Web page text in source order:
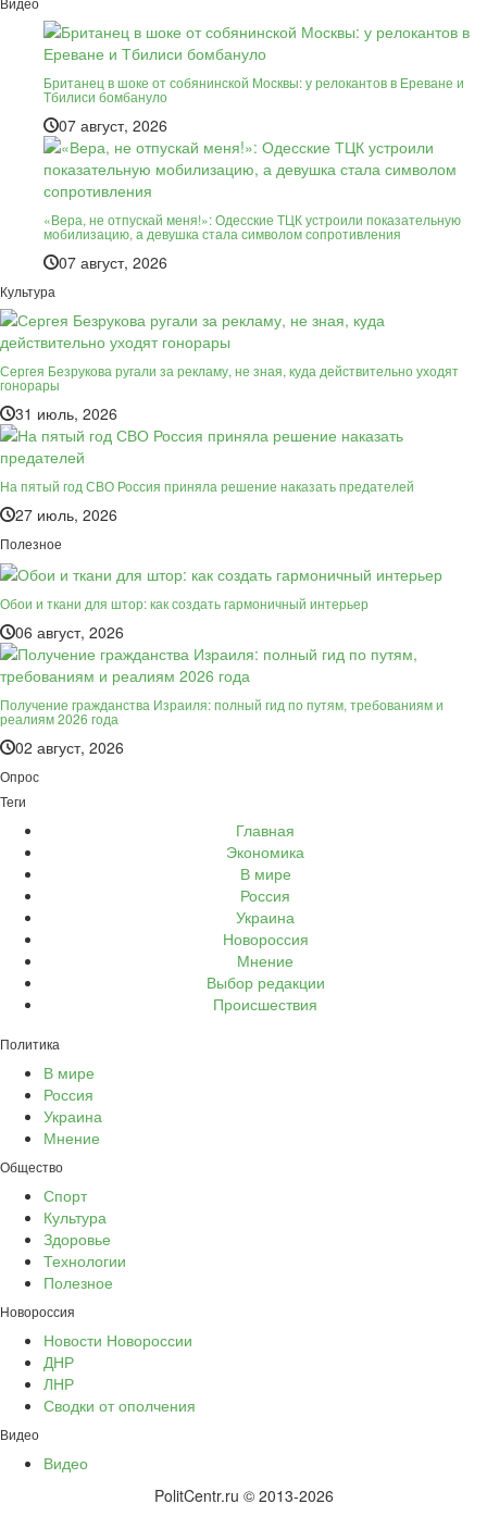
Британец в шоке от собянинской Москвы: у релокантов в Ереване и
Тбилиси бомбануло
07 август, 2026
«Вера, не отпускай меня!»: Одесские ТЦК устроили показательную
мобилизацию, а девушка стала символом сопротивления
07 август, 2026
Культура
Сергея Безрукова ругали за рекламу, не зная, куда действительно уходят
гонорары
31 июль, 2026
На пятый год СВО Россия приняла решение наказать предателей
27 июль, 2026
Полезное
Обои и ткани для штор: как создать гармоничный интерьер
06 август, 2026
Получение гражданства Израиля: полный гид по путям, требованиям и
реалиям 2026 года
02 август, 2026
Опрос
Теги
Главная
Экономика
В мире
Россия
Украина
Новороссия
Мнение
Выбор редакции
Происшествия
Политика
В мире
Россия
Украина
Мнение
Общество
Спорт
Культура
Здоровье
Технологии
Полезное
Новороссия
Новости Новороссии
ДНР
ЛНР
Сводки от ополчения
Видео
Видео
PolitCentr.ru © 2013-2026